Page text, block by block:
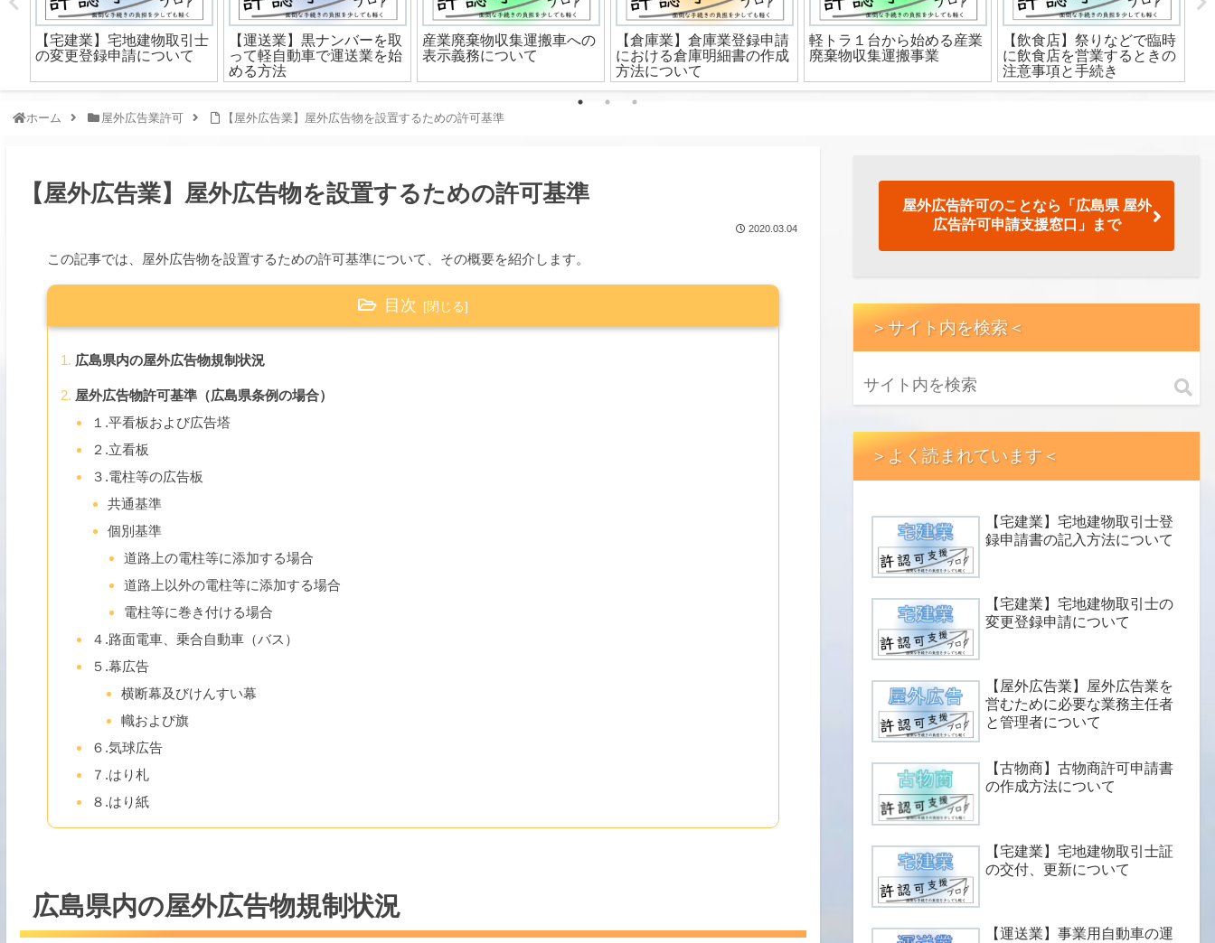
【宅建業】宅地建物取引士
の変更登録申請について
【運送業】黒ナンバーを取
って軽自動車で運送業を始
める方法
産業廃棄物収集運搬車への
表示義務について
【倉庫業】倉庫業登録申請
における倉庫明細書の作成
方法について
軽トラ１台から始める産業
廃棄物収集運搬事業
【飲食店】祭りなどで臨時
に飲食店を営業するときの
注意事項と手続き
ホーム 屋外広告業許可 【屋外広告業】屋外広告物を設置するための許可基準
【屋外広告業】屋外広告物を設置するための許可基準
2020.03.04
この記事では、 屋外広告物を設置するための許可基準について、その概要を紹介します。
目次
広島県内の屋外広告物規制状況
屋外広告物許可基準（広島県条例の場合）
１.平看板および広告塔
２.立看板
３.電柱等の広告板
共通基準
個別基準
道路上の電柱等に添加する場合
道路上以外の電柱等に添加する場合
電柱等に巻き付ける場合
４.路面電車、乗合自動車（バス）
５.幕広告
横断幕及びけんすい幕
幟および旗
６.気球広告
７.はり札
８.はり紙
広島県内の屋外広告物規制状況
屋外広告許可のことなら「広島県 屋外
広告許可申請支援窓口」まで
＞サイト内を検索＜
＞よく読まれています＜
【宅建業】宅地建物取引士登
録申請書の記入方法について
【宅建業】宅地建物取引士の
変更登録申請について
【屋外広告業】屋外広告業を
営むために必要な業務主任者
と管理者について
【古物商】古物商許可申請書
の作成方法について
【宅建業】宅地建物取引士証
の交付、更新について
【運送業】事業用自動車の運